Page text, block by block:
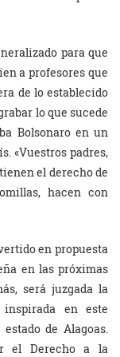
para que
a profesores que
de lo establecido
lo que sucede
Bolsonaro en un
«Vuestros padres,
el derecho de
hacen con
en propuesta
en las próximas
será juzgada la
en este
de Alagoas.
el Derecho a la